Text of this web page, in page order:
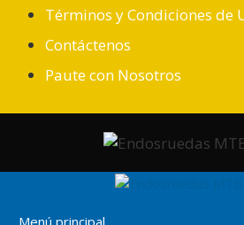
Términos y Condiciones de
Contáctenos
Paute con Nosotros